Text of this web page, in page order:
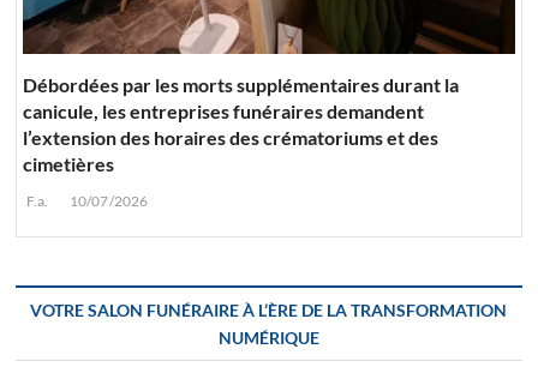
Débordées par les morts supplémentaires durant la
canicule, les entreprises funéraires demandent
l’extension des horaires des crématoriums et des
cimetières
F.a. 10/07/2026
VOTRE SALON FUNÉRAIRE À L’ÈRE DE LA TRANSFORMATION
NUMÉRIQUE